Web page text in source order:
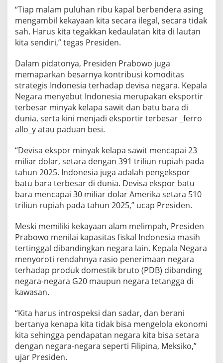
a
a
n
K
d
u
l
t
a
n
N
s
i
o
n
a
“Tiap malam puluhan ribu kapal berbendera asing
mengambil kekayaan kita secara ilegal, secara tidak
sah. Harus kita tegakkan kedaulatan kita di lautan
kita sendiri,” tegas Presiden.
Dalam pidatonya, Presiden Prabowo juga
memaparkan besarnya kontribusi komoditas
strategis Indonesia terhadap devisa negara. Kepala
Negara menyebut Indonesia merupakan eksportir
terbesar minyak kelapa sawit dan batu bara di
dunia, serta kini menjadi eksportir terbesar _ferro
allo_y atau paduan besi.
“Devisa ekspor minyak kelapa sawit mencapai 23
miliar dolar, setara dengan 391 triliun rupiah pada
tahun 2025. Indonesia juga adalah pengekspor
batu bara terbesar di dunia. Devisa ekspor batu
bara mencapai 30 miliar dolar Amerika setara 510
triliun rupiah pada tahun 2025,” ucap Presiden.
Meski memiliki kekayaan alam melimpah, Presiden
Prabowo menilai kapasitas fiskal Indonesia masih
tertinggal dibandingkan negara lain. Kepala Negara
menyoroti rendahnya rasio penerimaan negara
terhadap produk domestik bruto (PDB) dibanding
negara-negara G20 maupun negara tetangga di
kawasan.
“Kita harus introspeksi dan sadar, dan berani
bertanya kenapa kita tidak bisa mengelola ekonomi
kita sehingga pendapatan negara kita bisa setara
dengan negara-negara seperti Filipina, Meksiko,”
ujar Presiden.